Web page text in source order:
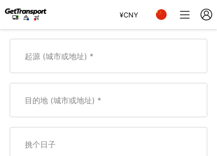
¥CNY
起源 (城市或地址)
目的地 (城市或地址)
挑个日子